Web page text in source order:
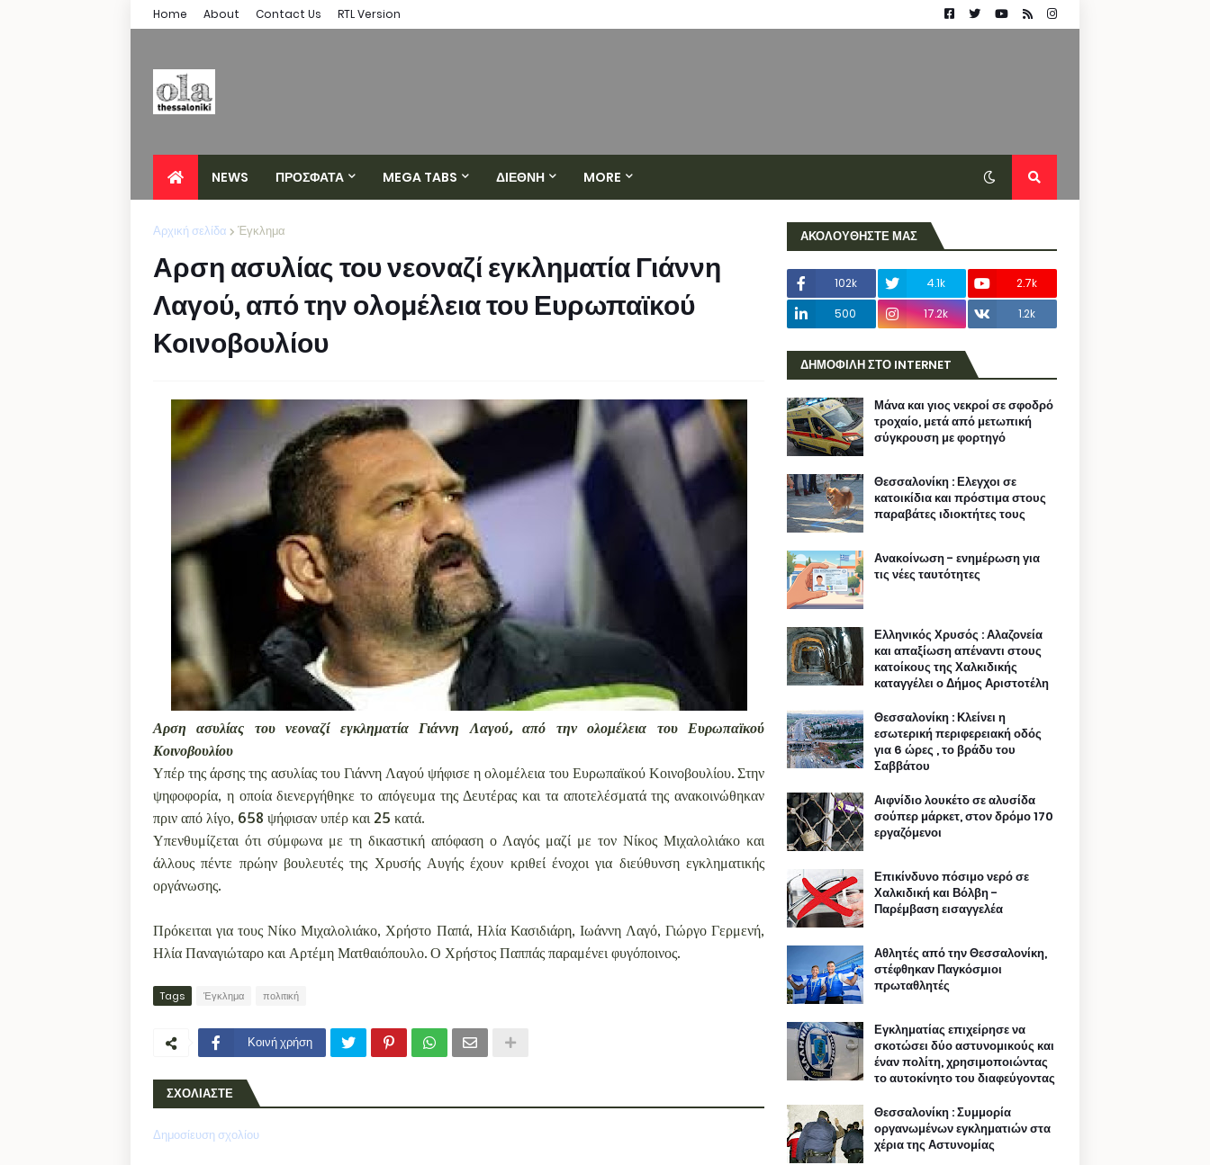
Home About Contact Us RTL Version
NEWS ΠΡΟΣΦΑΤΑ MEGA TABS ΔΙΕΘΝΗ MORE
Αρχική σελίδα Έγκλημα
Αρση ασυλίας του νεοναζί εγκληματία Γιάννη
Λαγού, από την ολομέλεια του Ευρωπαϊκού
Κοινοβουλίου
Αρση ασυλίας του νεοναζί εγκληματία Γιάννη Λαγού, από την ολομέλεια του Ευρωπαϊκού
Κοινοβουλίου
Υπέρ της άρσης της ασυλίας του Γιάννη Λαγού ψήφισε η ολομέλεια του Ευρωπαϊκού Κοινοβουλίου. Στην
ψηφοφορία, η οποία διενεργήθηκε το απόγευμα της Δευτέρας και τα αποτελέσματά της ανακοινώθηκαν
πριν από λίγο, 658 ψήφισαν υπέρ και 25 κατά.
Υπενθυμίζεται ότι σύμφωνα με τη δικαστική απόφαση ο Λαγός μαζί με τον Νίκος Μιχαλολιάκο και
άλλους πέντε πρώην βουλευτές της Χρυσής Αυγής έχουν κριθεί ένοχοι για διεύθυνση εγκληματικής
οργάνωσης.
Πρόκειται για τους Νίκο Μιχαλολιάκο, Χρήστο Παπά, Ηλία Κασιδιάρη, Ιωάννη Λαγό, Γιώργο Γερμενή,
Ηλία Παναγιώταρο και Αρτέμη Ματθαιόπουλο. Ο Χρήστος Παππάς παραμένει φυγόποινος.
Tags Έγκλημα πολιτική
Κοινή χρήση
ΣΧΟΛΙΑΣΤΕ
Δημοσίευση σχολίου
ΑΚΟΛΟΥΘΗΣΤΕ ΜΑΣ
102k 4.1k
2.7k
500
17.2k 1.2k
ΔΗΜΟΦΙΛΗ ΣΤΟ INTERNET
Μάνα και γιος νεκροί σε σφοδρό
τροχαίο, μετά από μετωπική
σύγκρουση με φορτηγό
Θεσσαλονίκη : Ελεγχοι σε
κατοικίδια και πρόστιμα στους
παραβάτες ιδιοκτήτες τους
Ανακοίνωση - ενημέρωση για
τις νέες ταυτότητες
Ελληνικός Χρυσός : Αλαζονεία
και απαξίωση απέναντι στους
κατοίκους της Χαλκιδικής
καταγγέλει ο Δήμος Αριστοτέλη
Θεσσαλονίκη : Κλείνει η
εσωτερική περιφερειακή οδός
για 6 ώρες , το βράδυ του
Σαββάτου
Αιφνίδιο λουκέτο σε αλυσίδα
σούπερ μάρκετ, στον δρόμο 170
εργαζόμενοι
Επικίνδυνο πόσιμο νερό σε
Χαλκιδική και Βόλβη -
Παρέμβαση εισαγγελέα
Αθλητές από την Θεσσαλονίκη,
στέφθηκαν Παγκόσμιοι
πρωταθλητές
Εγκληματίας επιχείρησε να
σκοτώσει δύο αστυνομικούς και
έναν πολίτη, χρησιμοποιώντας
το αυτοκίνητο του διαφεύγοντας
Θεσσαλονίκη : Συμμορία
οργανωμένων εγκληματιών στα
χέρια της Αστυνομίας